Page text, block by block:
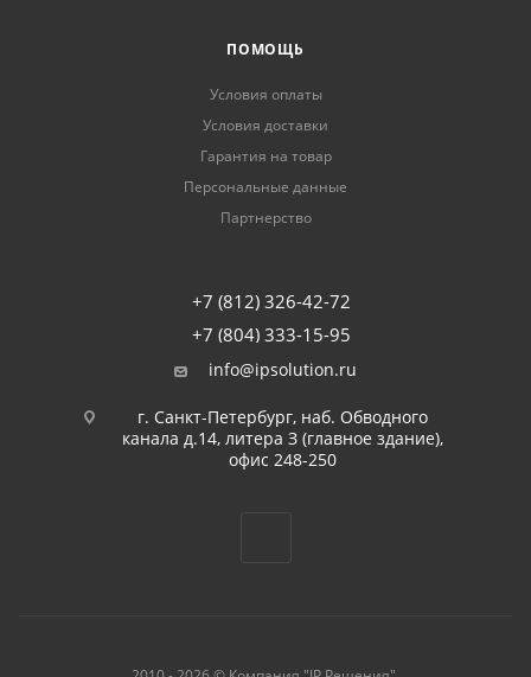
ПОМОЩЬ
Условия оплаты
Условия доставки
Гарантия на товар
Персональные данные
Партнерство
+7 (812) 326-42-72
+7 (804) 333-15-95
info@ipsolution.ru
г. Санкт-Петербург, наб. Обводного
канала д.14, литера З (главное здание),
офис 248-250